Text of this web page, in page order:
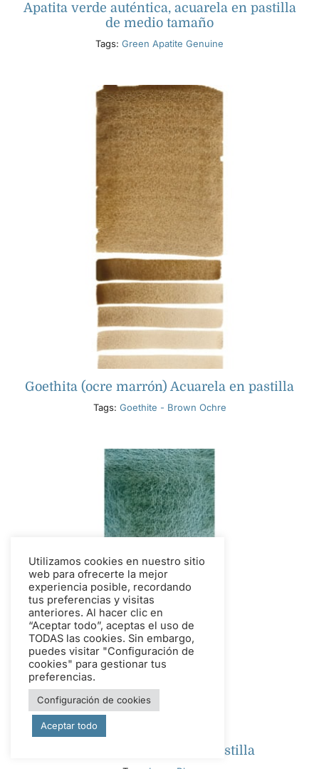
Apatita verde auténtica, acuarela en pastilla
de medio tamaño
Tags: Green Apatite Genuine
Goethita (ocre marrón) Acuarela en pastilla
Tags: Goethite - Brown Ochre
Acuarela azul lunar en pastilla
Utilizamos cookies en nuestro sitio
web para ofrecerte la mejor
experiencia posible, recordando
tus preferencias y visitas
anteriores. Al hacer clic en
“Aceptar todo”, aceptas el uso de
TODAS las cookies. Sin embargo,
puedes visitar "Configuración de
cookies" para gestionar tus
preferencias.
Configuración de cookies
Aceptar todo